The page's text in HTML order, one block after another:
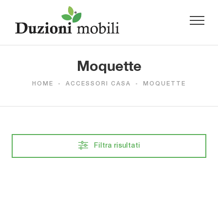
Moquette
HOME - ACCESSORI CASA - MOQUETTE
Filtra risultati